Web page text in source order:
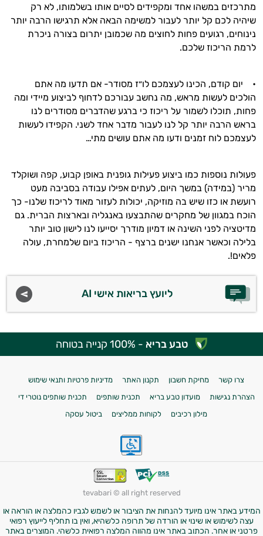
מתרכזים במשהו אחד ומקפידים לסיים אותו בשלמותו, לא רק
שיהיה לכם קל יותר לעבור למשימה הבאה אלא תרגישו הרבה יותר
נינוחים, רגועים פחות לחוצים מה שכמובן יתרום בצורה ניכרת
לרמת הריכוז שלכם.
• יום קודם, הכינו לעצמכם לו״ז מסודר- אם תדעו מה אתם
הולכים לעשות מראש, מה נחשב עבורכם לדחוף לביצוע מיידי ומה
פחות, תוכלו לשמור על ריכוז כי ברגע שהדברים מסודרים לנו
בראש הרבה יותר קל לנו לעבור מדבר אחד לשני. הקפידו לעשות
לעצמכם לוח זמנים ודעו מה אתם עושים מתי…
פעולות נוספות כמו ביצוע פעילות גופנית באופן קבוע, קפה ושוקלד
מריר (במידה) במשך היום, לעתים אפילו עבודה בסביבה מעט
רועשת או כזו שיש בה מוזיקה, יכולות לעזור מאוד לריכוז שלנו- כך
הוכח במגוון של מחקרים שהתבצעו באנגליה ובארצות הברית. גם
מדיטציה לפני השינה או דמיון מודרך יסייעו לנו לישון טוב יותר
בלילה וכאשר אנחנו ישנים ברצף - הריכוז ביום שלמחרת, עולה
פלאים!.
ליועץ בריאות אישי AI
טבע בריא - 100% קנייה בטוחה
צרו קשר מחיקת חשבון תקנון האתר
מדיניות פרטיות ותנאי שימוש
הצהרת נגישות
מועדון טבע בריא תכנית שותפים
תכנית שותפים נוטרי די
מילון רכיבים
לקוחות ממליצים ביטול עסקה
tevabari © all right reserved
המידע באתר אינו מיועד להנחות את הציבור או לשמש לגביו כהמלצה או הוראה או
עצה לשימוש או שינוי או הורדה של תרופה כלשהיא, ואין בו תחליף לייעוץ רפואי
פרטני או אחר. הכתוב באתר אינו מהווה המלצה רפואית כלשהי. המוצרים באתר